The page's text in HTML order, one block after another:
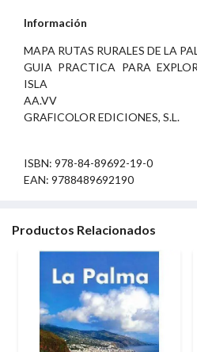
Información
MAPA RUTAS RURALES DE LA
GUIA PRACTICA PARA
ISLA
AA.VV
GRAFICOLOR EDICIONES, S.L.
ISBN: 978-84-89692-19-0
EAN: 9788489692190
Productos Relacionados